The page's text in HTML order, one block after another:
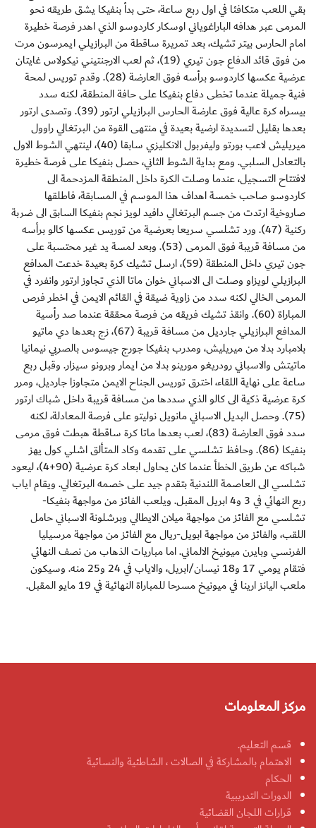
بقي اللعب متكافئا في اول ربع ساعة، حتى بدأ بنفيكا يشق طريقه نحو
المرمى عبر هدافه الباراغوياني اوسكار كاردوسو الذي اهدر فرصة خطيرة
امام الحارس بيتر تشيك، بعد تمريرة ساقطة من البرازيلي ايمرسون مرت
من فوق قائد الدفاع جون تيري (19)، ثم لعب الارجنتيني نيكولاس غايتان
عرضية عكسها كاردوسو برأسه فوق العارضة (28). وقدم توريس لمحة
فنية جميلة عندما تخطى دفاع بنفيكا على حافة المنطقة، لكنه سدد
بيسراه كرة عالية فوق عارضة الحارس البرازيلي ارتور (39). وتصدى ارتور
بعدها بقليل لتسديدة ارضية بعيدة في منتهى القوة من البرتغالي راوول
ميريليش لاعب بورتو وليفربول الانكليزي سابقا (40)، لينتهي الشوط الاول
بالتعادل السلبي. ومع بداية الشوط الثاني، حصل بنفيكا على فرصة خطيرة
لافتتاح التسجيل، عندما وصلت الكرة داخل المنطقة المزدحمة الى
كاردوسو صاحب خمسة اهداف هذا الموسم في المسابقة، فاطلقها
صاروخية ارتدت من جسم البرتغالي دافيد لويز نجم بنفيكا السابق الى ضربة
ركنية (47). ورد تشلسي سريعا بعرضية من توريس عكسها كالو برأسه
من مسافة قريبة فوق المرمى (53). وبعد لمسة يد غير محتسبة على
جون تيري داخل المنطقة (59)، ارسل تشيك كرة بعيدة خدعت المدافع
البرازيلي لويزاو وصلت الى الاسباني خوان ماتا الذي تجاوز ارتور وانفرد في
المرمى الخالي لكنه سدد من زاوية ضيقة في القائم الايمن في اخطر فرص
المباراة (60). وانقذ تشيك فريقه من فرصة محققة عندما صد رأسية
المدافع البرازيلي جارديل من مسافة قريبة (67)، زج بعدها دي ماتيو
بلامبارد بدلا من ميريليش، ومدرب بنفيكا جورج جيسوس بالصربي نيمانيا
ماتيتش والاسباني رودريغو مورينو بدلا من ايمار وبرونو سيزار. وقبل ربع
ساعة على نهاية اللقاء، اخترق توريس الجناح الايمن متجاوزا جارديل، ومرر
كرة عرضية ذكية الى كالو الذي سددها من مسافة قريبة داخل شباك ارتور
(75). وحصل البديل الاسباني مانويل نوليتو على فرصة المعادلة، لكنه
سدد فوق العارضة (83)، لعب بعدها ماتا كرة ساقطة هبطت فوق مرمى
بنفيكا (86). وحافظ تشلسي على تقدمه وكاد المتألق اشلي كول يهز
شباكه عن طريق الخطأ عندما كان يحاول ابعاد كرة عرضية (90+4)، ليعود
تشلسي الى العاصمة اللندنية بتقدم جيد على خصمه البرتغالي. ويقام اياب
ربع النهائي في 3 و4 ابريل المقبل. ويلعب الفائز من مواجهة بنفيكا-
تشلسي مع الفائز من مواجهة ميلان الايطالي وبرشلونة الاسباني حامل
اللقب، والفائز من مواجهة ابويل-ريال مع الفائز من مواجهة مرسيليا
الفرنسي وبايرن ميونيخ الالماني. اما مباريات الذهاب من نصف النهائي
فتقام يومي 17 و18 نيسان/ابريل، والاياب في 24 و25 منه. وسيكون
ملعب اليانز ارينا في ميونيخ مسرحا للمباراة النهائية في 19 مايو المقبل.
مركز المعلومات
قسم التعليم.
الاهتمام بالمشاركة في الصالات ، الشاطئية والنسائية
الحكام
الدورات التدريبية
قرارات اللجان القضائية